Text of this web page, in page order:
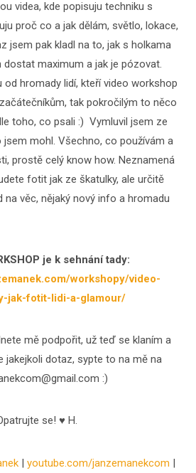
videa, kde popisuju techniku s
proč co a jak dělám, světlo, lokace,
jsem pak kladl na to, jak s holkama
dostat maximum a jak je pózovat.
od hromady lidí, kteří video workshop
tak pokročilým to něco
toho, co psali :) Vymluvil jsem ze
jsem mohl. Všechno, co používám a
prostě celý know how. Neznamená
fotit jak ze škatulky, ale určitě
na věc, nějaký nový info a hromadu
je k sehnání tady:
workshopy/video-
jak-fotit-lidi-a-glamour/
mě podpořit, už teď se klaním a
jakejkoli dotaz, sypte to na mě na
:)
se! ♥ H.
| youtube.com/janzemanekcom |